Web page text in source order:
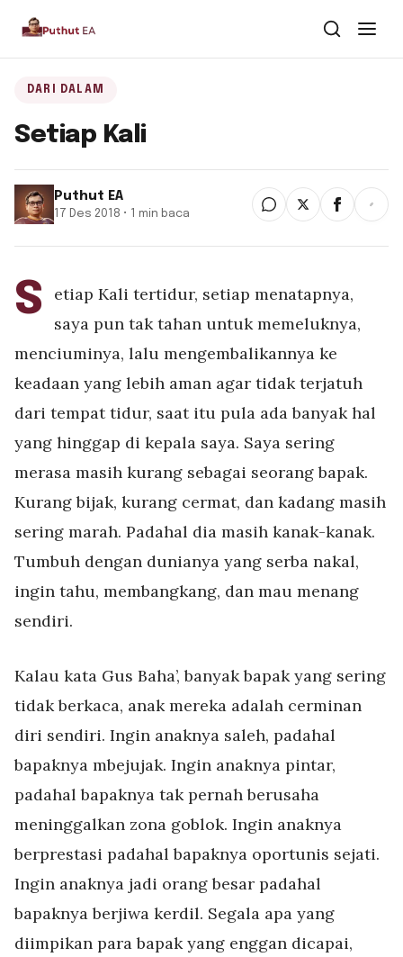
Dari Dalam
Dari Kawan
Buku
Tentang
Puthut EA
Situsweb
DARI DALAM
Setiap Kali
Puthut EA
17 Des 2018 • 1 min baca
S
etiap Kali tertidur, setiap menatapnya,
saya pun tak tahan untuk memeluknya,
menciuminya, lalu mengembalikannya ke
keadaan yang lebih aman agar tidak terjatuh
dari tempat tidur, saat itu pula ada banyak hal
yang hinggap di kepala saya. Saya sering
merasa masih kurang sebagai seorang bapak.
Kurang bijak, kurang cermat, dan kadang masih
sering marah. Padahal dia masih kanak-kanak.
Tumbuh dengan dunianya yang serba nakal,
ingin tahu, membangkang, dan mau menang
sendiri.
Kalau kata Gus Baha’, banyak bapak yang sering
tidak berkaca, anak mereka adalah cerminan
diri sendiri. Ingin anaknya saleh, padahal
bapaknya mbejujak. Ingin anaknya pintar,
padahal bapaknya tak pernah berusaha
meninggalkan zona goblok. Ingin anaknya
berprestasi padahal bapaknya oportunis sejati.
Ingin anaknya jadi orang besar padahal
bapaknya berjiwa kerdil. Segala apa yang
diimpikan para bapak yang enggan dicapai,